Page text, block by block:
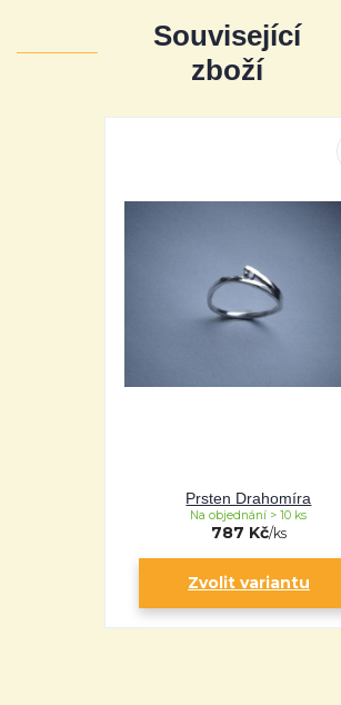
Související
zboží
Prsten Drahomíra
787 Kč/ks
Na objednání > 10 ks
Zvolit variantu